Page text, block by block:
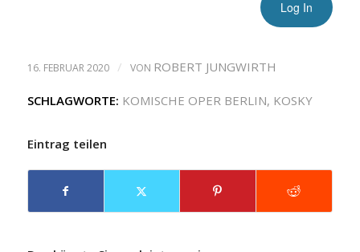
16. FEBRUAR 2020 / VON ROBERT JUNGWIRTH
SCHLAGWORTE: KOMISCHE OPER BERLIN, KOSKY
Eintrag teilen